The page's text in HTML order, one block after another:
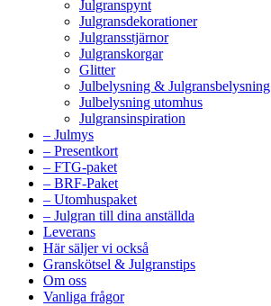
Julgranspynt
Julgransdekorationer
Julgransstjärnor
Julgranskorgar
Glitter
Julbelysning & Julgransbelysning
Julbelysning utomhus
Julgransinspiration
– Julmys
– Presentkort
– FTG-paket
– BRF-Paket
– Utomhuspaket
– Julgran till dina anställda
Leverans
Här säljer vi också
Granskötsel & Julgranstips
Om oss
Vanliga frågor